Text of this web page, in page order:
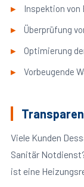
Inspektion
Überprüfung
Optimierung
Vorbeugende
Viele Kunden
Sanitär
ist eine